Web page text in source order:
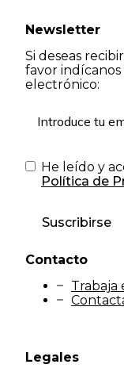
Newsletter
Si deseas
favor
electrónico:
He leído y
Política de
Suscribirse
Contacto
Trabaja
Legales